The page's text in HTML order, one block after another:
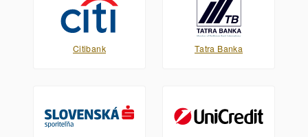
Citibank Tatra Banka